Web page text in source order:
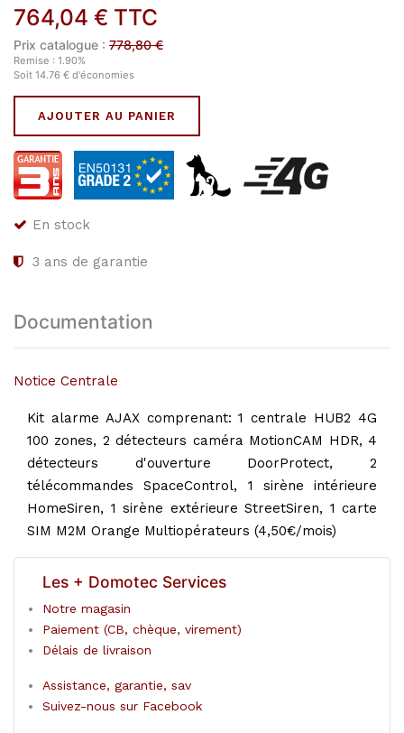
764,04 € TTC
Prix catalogue : 778,80€
Remise : 1.90%
Soit 14.76 € d'économies
AJOUTER AU PANIER
En stock
3 ans de garantie
Documentation
Notice Centrale
Kit alarme AJAX comprenant: 1 centrale HUB2 4G
100 zones, 2 détecteurs caméra MotionCAM HDR, 4
détecteurs d'ouverture DoorProtect, 2
télécommandes SpaceControl, 1 sirène intérieure
HomeSiren, 1 sirène extérieure StreetSiren, 1 carte
SIM M2M Orange Multiopérateurs (4,50€/mois)
Les + Domotec Services
Notre magasin
Paiement (CB, chèque, virement)
Délais de livraison
Assistance, garantie, sav
Suivez-nous sur Facebook